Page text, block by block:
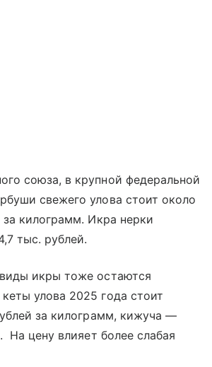
союза, в крупной федеральной
свежего улова стоит около
за килограмм. Икра нерки
тыс. рублей.
икры тоже остаются
улова 2025 года стоит
за килограмм, кижуча —
На цену влияет более слабая